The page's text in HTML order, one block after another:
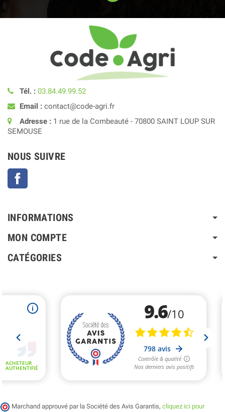
Tél. : 03.84.49.99.52
Email : contact@code-agri.fr
Adresse : 1 rue de la Combeauté - 70800 SAINT LOUP SUR
SEMOUSE
NOUS SUIVRE
INFORMATIONS
MON COMPTE
CATÉGORIES
Marchand approuvé par la Société des Avis Garantis, cliquez ici pour